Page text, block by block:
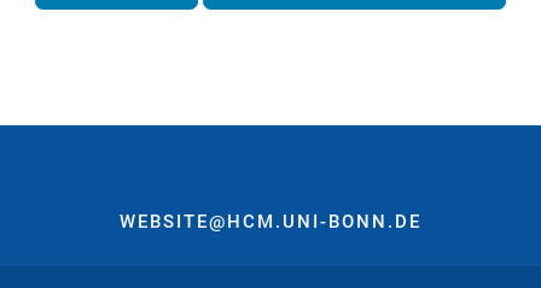
WEBSITE@HCM.UNI-BONN.DE